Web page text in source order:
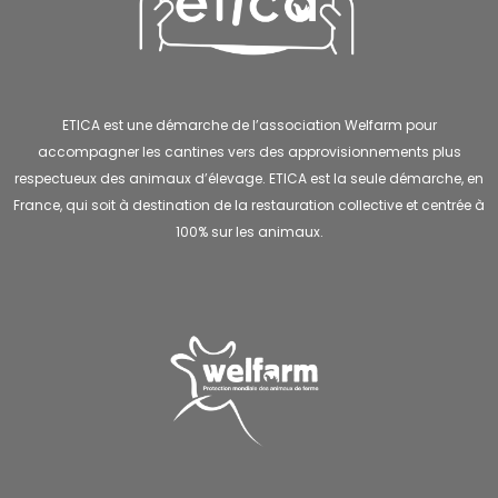
ETICA est une démarche de l’association Welfarm pour
accompagner les cantines vers des approvisionnements plus
respectueux des animaux d’élevage. ETICA est la seule démarche, en
France, qui soit à destination de la restauration collective et centrée à
100% sur les animaux.